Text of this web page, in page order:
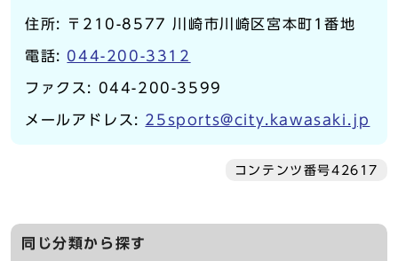
住所: 〒210-8577 川崎市川崎区宮本町1番地
電話: 044-200-3312
ファクス: 044-200-3599
メールアドレス: 25sports@city.kawasaki.jp
コンテンツ番号42617
同じ分類から探す